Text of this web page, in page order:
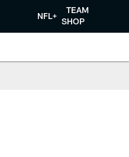
NFL+
TEAM
SHOP